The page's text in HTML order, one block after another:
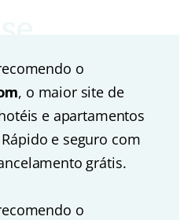
o
, o maior site de
e apartamentos
e seguro com
grátis.
o